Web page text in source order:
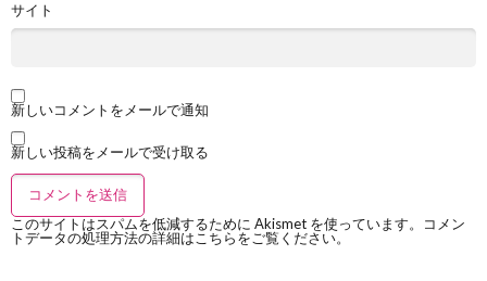
サイト
新しいコメントをメールで通知
新しい投稿をメールで受け取る
このサイトはスパムを低減するために Akismet を使っています。
コメン
トデータの処理方法の詳細はこちらをご覧ください。